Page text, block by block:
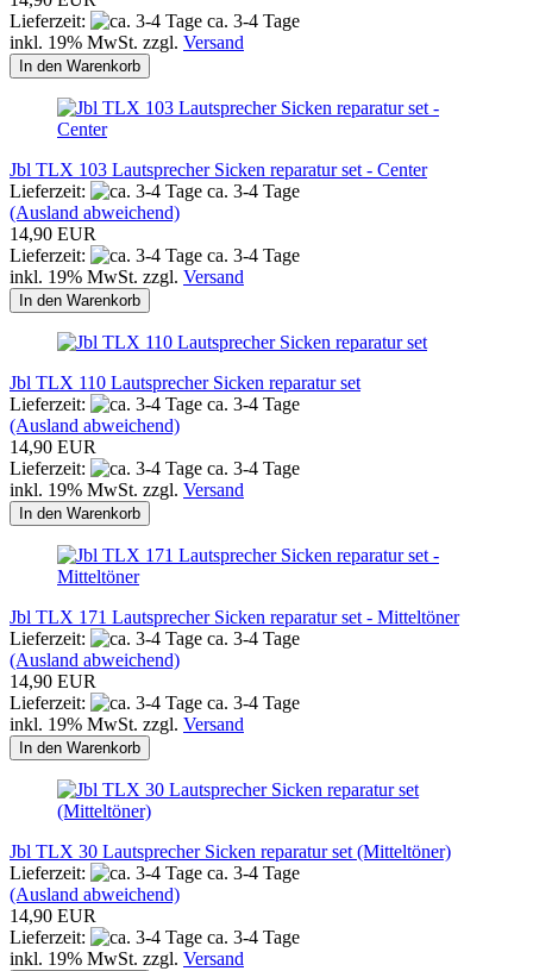
Lieferzeit:
ca. 3-4 Tage
inkl. 19% MwSt. zzgl. Versand
In den Warenkorb
Jbl TLX 103 Lautsprecher Sicken reparatur set - Center
Lieferzeit:
ca. 3-4 Tage
(Ausland abweichend)
14,90 EUR
Lieferzeit:
ca. 3-4 Tage
inkl. 19% MwSt. zzgl. Versand
In den Warenkorb
Jbl TLX 110 Lautsprecher Sicken reparatur set
Lieferzeit:
ca. 3-4 Tage
(Ausland abweichend)
14,90 EUR
Lieferzeit:
ca. 3-4 Tage
inkl. 19% MwSt. zzgl. Versand
In den Warenkorb
Jbl TLX 171 Lautsprecher Sicken reparatur set - Mitteltöner
Lieferzeit:
ca. 3-4 Tage
(Ausland abweichend)
14,90 EUR
Lieferzeit:
ca. 3-4 Tage
inkl. 19% MwSt. zzgl. Versand
In den Warenkorb
Jbl TLX 30 Lautsprecher Sicken reparatur set (Mitteltöner)
Lieferzeit:
ca. 3-4 Tage
(Ausland abweichend)
14,90 EUR
Lieferzeit:
ca. 3-4 Tage
inkl. 19% MwSt. zzgl. Versand